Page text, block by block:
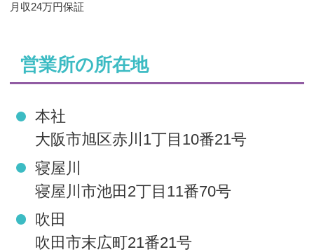
月収24万円保証
営業所の所在地
本社
大阪市旭区赤川1丁目10番21号
寝屋川
寝屋川市池田2丁目11番70号
吹田
吹田市末広町21番21号